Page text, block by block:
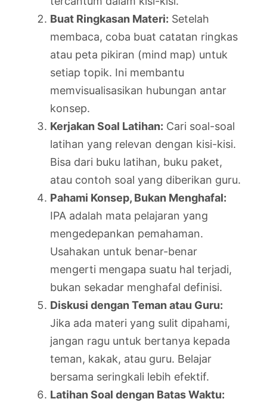
Buat Ringkasan Materi: Setelah
membaca, coba buat catatan ringkas
atau peta pikiran (mind map) untuk
setiap topik. Ini membantu
memvisualisasikan hubungan antar
konsep.
Kerjakan Soal Latihan: Cari soal-soal
latihan yang relevan dengan kisi-kisi.
Bisa dari buku latihan, buku paket,
atau contoh soal yang diberikan guru.
Pahami Konsep, Bukan Menghafal:
IPA adalah mata pelajaran yang
mengedepankan pemahaman.
Usahakan untuk benar-benar
mengerti mengapa suatu hal terjadi,
bukan sekadar menghafal definisi.
Diskusi dengan Teman atau Guru:
Jika ada materi yang sulit dipahami,
jangan ragu untuk bertanya kepada
teman, kakak, atau guru. Belajar
bersama seringkali lebih efektif.
Latihan Soal dengan Batas Waktu: